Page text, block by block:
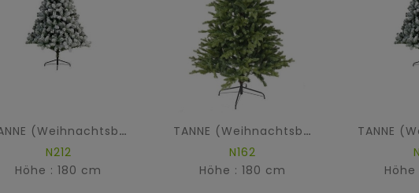
TANNE (Weihnachtsbaum) SNOWY IMPERIAL
N212
Höhe : 180 cm
TANNE (Weihnachtsbaum) ALLISON
N162
Höhe : 180 cm
Höhe